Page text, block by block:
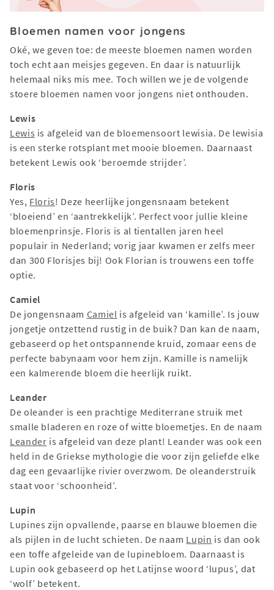
Bloemen namen voor jongens
Oké, we geven toe: de meeste bloemen namen worden
toch echt aan meisjes gegeven. En daar is natuurlijk
helemaal niks mis mee. Toch willen we je de volgende
stoere bloemen namen voor jongens niet onthouden.
Lewis
Lewis is afgeleid van de bloemensoort lewisia. De lewisia
is een sterke rotsplant met mooie bloemen. Daarnaast
betekent Lewis ook ‘beroemde strijder’.
Floris
Yes, Floris! Deze heerlijke jongensnaam betekent
‘bloeiend’ en ‘aantrekkelijk’. Perfect voor jullie kleine
bloemenprinsje. Floris is al tientallen jaren heel
populair in Nederland; vorig jaar kwamen er zelfs meer
dan 300 Florisjes bij! Ook Florian is trouwens een toffe
optie.
Camiel
De jongensnaam Camiel is afgeleid van ‘kamille’. Is jouw
jongetje ontzettend rustig in de buik? Dan kan de naam,
gebaseerd op het ontspannende kruid, zomaar eens de
perfecte babynaam voor hem zijn. Kamille is namelijk
een kalmerende bloem die heerlijk ruikt.
Leander
De oleander is een prachtige Mediterrane struik met
smalle bladeren en roze of witte bloemetjes. En de naam
Leander is afgeleid van deze plant! Leander was ook een
held in de Griekse mythologie die voor zijn geliefde elke
dag een gevaarlijke rivier overzwom. De oleanderstruik
staat voor ‘schoonheid’.
Lupin
Lupines zijn opvallende, paarse en blauwe bloemen die
als pijlen in de lucht schieten. De naam Lupin is dan ook
een toffe afgeleide van de lupinebloem. Daarnaast is
Lupin ook gebaseerd op het Latijnse woord ‘lupus’, dat
‘wolf’ betekent.